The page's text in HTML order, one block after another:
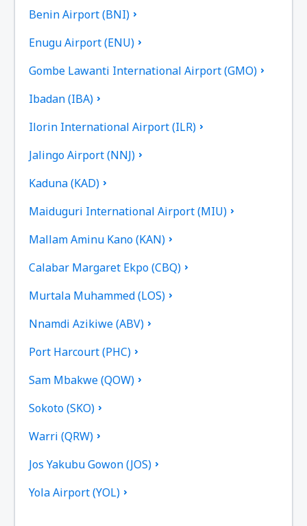
Benin Airport (BNI)
Enugu Airport (ENU)
Gombe Lawanti International Airport (GMO)
Ibadan (IBA)
Ilorin International Airport (ILR)
Jalingo Airport (NNJ)
Kaduna (KAD)
Maiduguri International Airport (MIU)
Mallam Aminu Kano (KAN)
Calabar Margaret Ekpo (CBQ)
Murtala Muhammed (LOS)
Nnamdi Azikiwe (ABV)
Port Harcourt (PHC)
Sam Mbakwe (QOW)
Sokoto (SKO)
Warri (QRW)
Jos Yakubu Gowon (JOS)
Yola Airport (YOL)